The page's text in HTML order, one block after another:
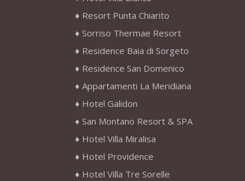
Resort Punta Chiarito
Sorriso Thermae Resort
Residence Baia di Sorgeto
Residence San Domenico
Appartamenti La Meridiana
Hotel Galidon
San Montano Resort & SPA
Hotel Villa Miralisa
Hotel Providence
Hotel Villa Tre Sorelle